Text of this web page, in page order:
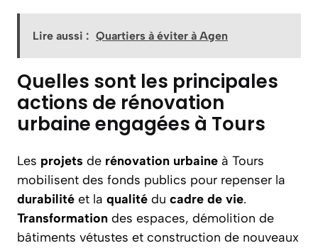
Lire aussi : Quartiers à éviter à Agen
Quelles sont les principales
actions de rénovation
urbaine engagées à Tours
Les projets de rénovation urbaine à Tours
mobilisent des fonds publics pour repenser la
durabilité et la qualité du cadre de vie.
Transformation des espaces, démolition de
bâtiments vétustes et construction de nouveaux